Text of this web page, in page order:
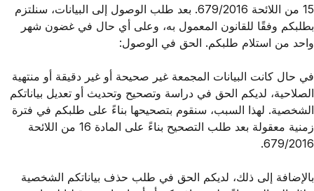
15 من اللائحة 679/2016. بعد طلب الوصول إلى البيانات، سنلتزم
بطلبكم وفقًا للقانون المعمول به، وعلى أي حال في غضون شهر
واحد من استلام طلبكم. الحق في الوصول:
في حال كانت البيانات المجمعة غير صحيحة أو غير دقيقة أو منتهية
الصلاحية، لديكم الحق في دراسة وتصحيح وتحديث أو تعديل بياناتكم
الشخصية. لهذا السبب، سنقوم بتصحيحها بناءً على طلبكم في فترة
زمنية معقولة بعد طلب التصحيح بناءً على المادة 16 من اللائحة
679/2016.
بالإضافة إلى ذلك، لديكم الحق في طلب حذف بياناتكم الشخصية